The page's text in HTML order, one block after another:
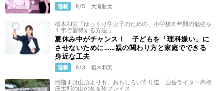
連載 8/5 大滝瓶太
植木和実「ゆっくり学ぶ子のための、小学校６年間の勉強を
１年で習得する方法 」
夏休み中がチャンス！ 子どもを「理科嫌い」に
させないために……親の関わり方と家庭でできる
身近な工夫
連載 8/3 植木和実
目指すは山頂よりも、おもしろい寄り道 山岳ライター高橋
庄太郎の山の名＆珍プレイス